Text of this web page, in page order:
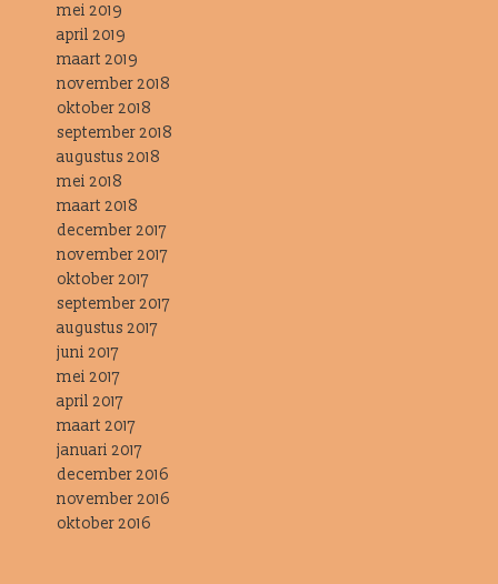
mei 2019
april 2019
maart 2019
november 2018
oktober 2018
september 2018
augustus 2018
mei 2018
maart 2018
december 2017
november 2017
oktober 2017
september 2017
augustus 2017
juni 2017
mei 2017
april 2017
maart 2017
januari 2017
december 2016
november 2016
oktober 2016